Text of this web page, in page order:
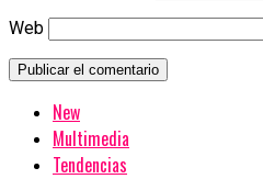
Web
New
Multimedia
Tendencias